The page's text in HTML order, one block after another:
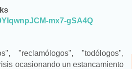
mx7-gSA4Q
"reclamólogos", "todólogos",
ocasionando un estancamiento